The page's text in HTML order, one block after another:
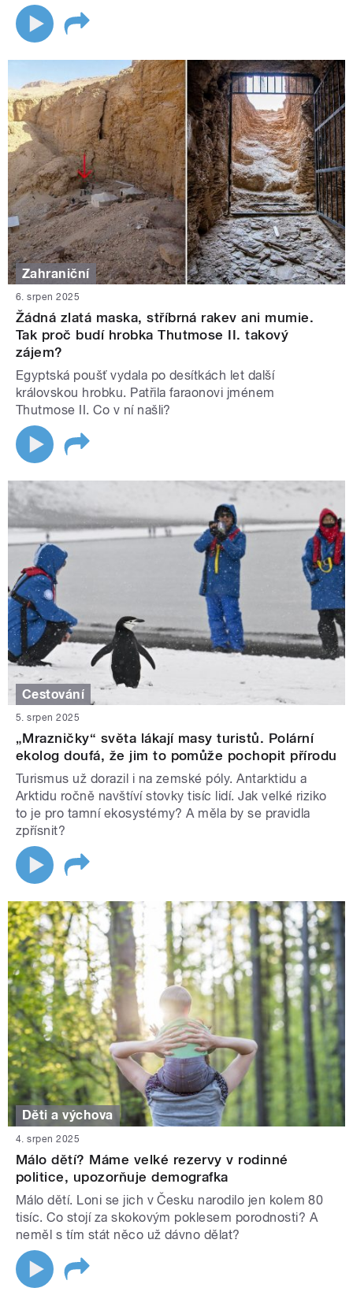
Zahraniční
6. srpen 2025
Žádná zlatá maska, stříbrná rakev ani mumie.
Tak proč budí hrobka Thutmose II. takový
zájem?
Egyptská poušť vydala po desítkách let další
královskou hrobku. Patřila faraonovi jménem
Thutmose II. Co v ní našli?
Cestování
5. srpen 2025
„Mrazničky“ světa lákají masy turistů. Polární
ekolog doufá, že jim to pomůže pochopit přírodu
Turismus už dorazil i na zemské póly. Antarktidu a
Arktidu ročně navštíví stovky tisíc lidí. Jak velké riziko
to je pro tamní ekosystémy? A měla by se pravidla
zpřísnit?
Děti a výchova
4. srpen 2025
Málo dětí? Máme velké rezervy v rodinné
politice, upozorňuje demografka
Málo dětí. Loni se jich v Česku narodilo jen kolem 80
tisíc. Co stojí za skokovým poklesem porodnosti? A
neměl s tím stát něco už dávno dělat?